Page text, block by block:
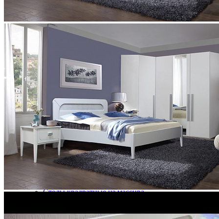
Комплект Ольса-04 (полка-4 шт) для шкафа из массива
6 134 ₽
8 520 ₽
В корзину
-28%
Столовая
Буфеты и бары
Комоды для кухни
Лавки и скамьи
Полки и ящики
Столы кофейные и чайные
Столы обеденные
Столы квадратные из массива